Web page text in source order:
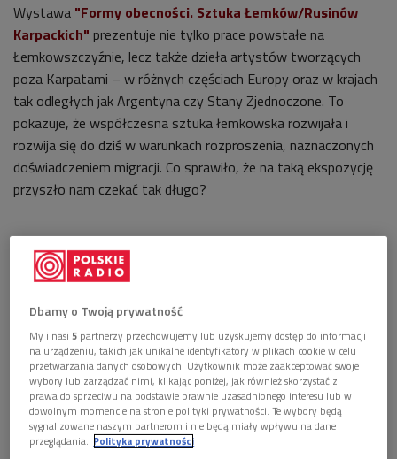
Wystawa "Formy obecności. Sztuka Łemków/Rusinów
Karpackich" prezentuje nie tylko prace powstałe na
Łemkowszczyźnie, lecz także dzieła artystów tworzących
poza Karpatami – w różnych częściach Europy oraz w krajach
tak odległych jak Argentyna czy Stany Zjednoczone. To
pokazuje, że współczesna sztuka łemkowska rozwijała i
rozwija się do dziś w warunkach rozproszenia, naznaczonych
doświadczeniem migracji. Co sprawiło, że na taką ekspozycję
przyszło nam czekać tak długo?
Dbamy o Twoją prywatność
My i nasi5 partnerzy przechowujemy lub uzyskujemy dostęp do informacji
na urządzeniu, takich jak unikalne identyfikatory w plikach cookie w celu
przetwarzania danych osobowych. Użytkownik może zaakceptować swoje
wybory lub zarządzać nimi, klikając poniżej, jak również skorzystać z
prawa do sprzeciwu na podstawie prawnie uzasadnionego interesu lub w
dowolnym momencie na stronie polityki prywatności. Te wybory będą
sygnalizowane naszym partnerom i nie będą miały wpływu na dane
przeglądania. Polityka prywatności